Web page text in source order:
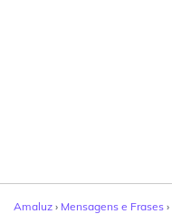
Amaluz › Mensagens e Frases ›